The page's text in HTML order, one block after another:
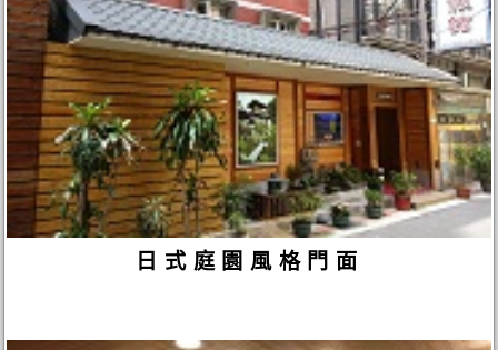
日式庭園風格門面